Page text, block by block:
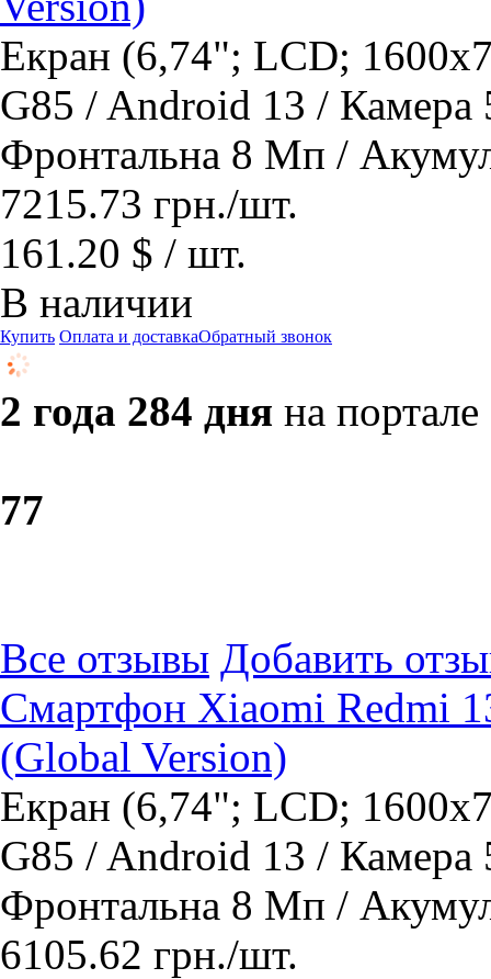
Екран (6,74"; LCD;
G85 / Android 13 /
Фронтальна 8 Мп /
7215.73 грн./шт.
161.20 $ / шт.
В наличии
Купить Оплата и доставкаОбратный звонок
2 года 284 дня на портале
77
Все отзывы Добавить
Смартфон Xiaomi Redmi
(Global Version)
Екран (6,74"; LCD;
G85 / Android 13 /
Фронтальна 8 Мп /
6105.62 грн./шт.